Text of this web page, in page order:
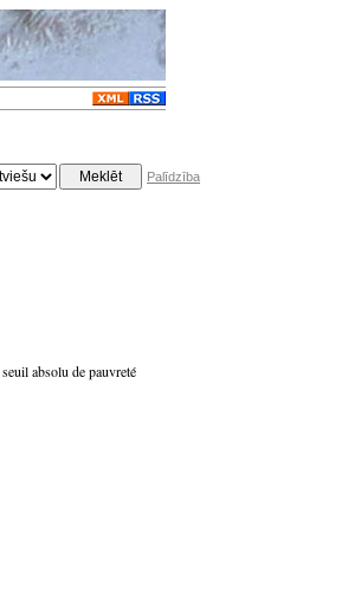
Palīdzība
seuil absolu de pauvreté